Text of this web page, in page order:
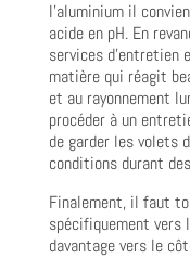
l’aluminium il
acide en pH. En
services d’entretien
matière qui réagit
et au rayonnement
procéder à un
de garder les volets
conditions durant
Finalement, il faut
spécifiquement vers
davantage vers le